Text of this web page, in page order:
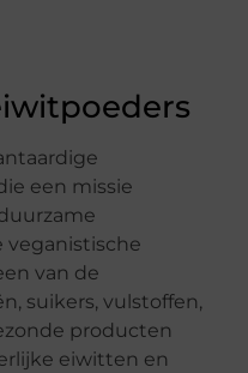
een missie
veganistische
van de
suikers, vulstoffen,
producten
eiwitten en